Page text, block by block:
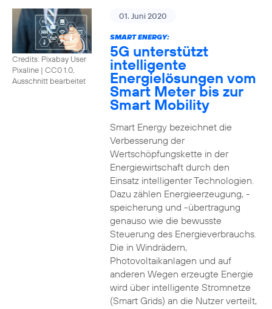
Credits: Pixabay User
Pixaline | CC0 1.0,
Ausschnitt bearbeitet
01. Juni 2020
SMART ENERGY:
5G unterstützt
intelligente
Energielösungen vom
Smart Meter bis zur
Smart Mobility
Smart Energy bezeichnet die
Verbesserung der
Wertschöpfungskette in der
Energiewirtschaft durch den
Einsatz intelligenter Technologien.
Dazu zählen Energieerzeugung, -
speicherung und -übertragung
genauso wie die bewusste
Steuerung des Energieverbrauchs.
Die in Windrädern,
Photovoltaikanlagen und auf
anderen Wegen erzeugte Energie
wird über intelligente Stromnetze
(Smart Grids) an die Nutzer verteilt,